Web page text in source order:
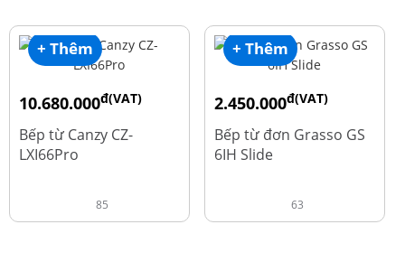
+ Thêm
10.680.000đ(VAT)
15.980.000
Bếp từ Canzy CZ-
LXI66Pro
85
+ Thêm
2.450.000đ(VAT)
3.560.000
Bếp từ đơn Grasso GS
6IH Slide
63